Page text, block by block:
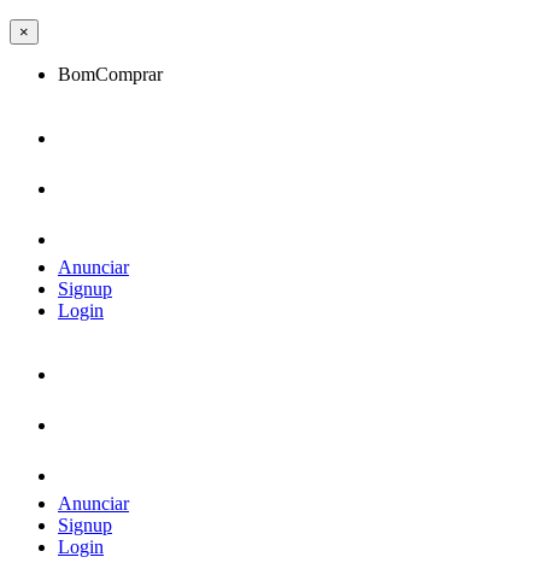
×
BomComprar
Anunciar
Signup
Login
Anunciar
Signup
Login